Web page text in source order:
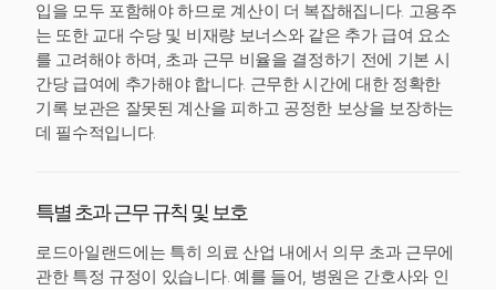
입을 모두 포함해야 하므로 계산이 더 복잡해집니다. 고용주
는 또한 교대 수당 및 비재량 보너스와 같은 추가 급여 요소
를 고려해야 하며, 초과 근무 비율을 결정하기 전에 기본 시
간당 급여에 추가해야 합니다. 근무한 시간에 대한 정확한
기록 보관은 잘못된 계산을 피하고 공정한 보상을 보장하는
데 필수적입니다.
특별 초과 근무 규칙 및 보호
로드아일랜드에는 특히 의료 산업 내에서 의무 초과 근무에
관한 특정 규정이 있습니다. 예를 들어, 병원은 간호사와 인